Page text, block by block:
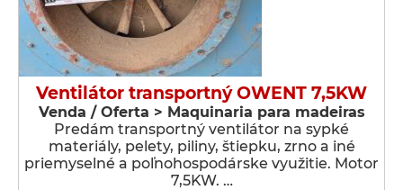
Ventilátor transportný OWENT 7,5KW
Venda / Oferta > Maquinaria para madeiras
Predám transportný ventilátor na sypké
materiály, pelety, piliny, štiepku, zrno a iné
priemyselné a poľnohospodárske využitie. Motor
7,5KW. …